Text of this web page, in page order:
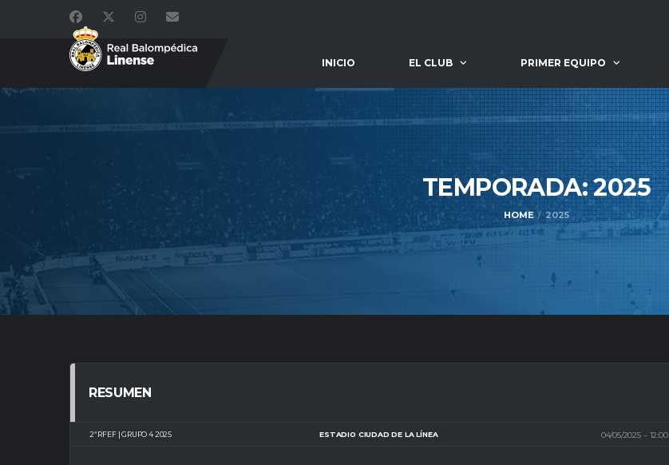
INICIO EL CLUB PRIMER EQUIPO
TEMPORADA:2025
HOME 2025
RESUMEN
2ª RFEF | GRUPO 4 2025 ESTADIO CIUDAD DE LA LÍNEA 04/05/2025 12:00